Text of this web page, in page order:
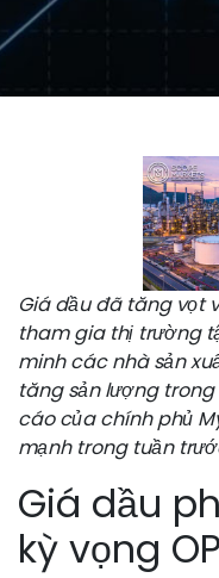
Giá dầu đã tăng vọt
tham gia thị trường
minh các nhà sản
tăng sản lượng
cáo của chính phủ
mạnh trong tuần
Giá dầu
kỳ vọng